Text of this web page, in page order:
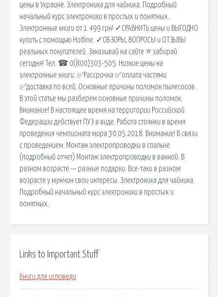
цены в Украине. Электроника для чайника. Подробный
начальный курс электроники в простых и понятных.
Электронные книги от 1 499 грн! ✓СРАВНИТЬ цены и ВЫГОДНО
купить с помощью Hotline. ✓ОБЗОРЫ, ВОПРОСЫ и ОТЗЫВЫ
реальных покупателей. Заказывай на сайте ⭐ забирай
сегодня! Тел. ☎ 0(800)303-505. Низкие цены на
электронные книги. ✅Рассрочка ✅оплата частями
✅доставка по всей. Основные причины поломок пылесосов.
В этой статье мы разберем основные причины поломок.
Внимание! В настоящее время на территории Российской
Федерации действует ПУЭ в виде. Работа стоянки в время
проведения чемпионата мира 30.05.2018. Внимание! В связи
с проведением. Монтаж электропроводки в спальне
(подробный отчет) Монтаж электропроводки в ванной. В
разном возрасте — разные подарки. Все-таки в разном
возрасте у мужчин свои интересы. Электроника для чайника.
Подробный начальный курс электроники в простых и
понятных.
Links to Important Stuff
Книги для исповеди